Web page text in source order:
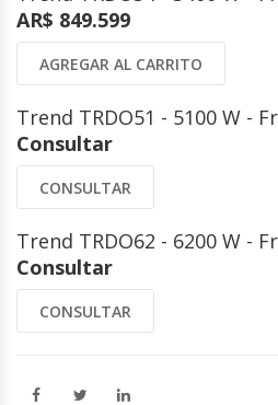
AR$ 849.599
AGREGAR AL CARRITO
Trend TRDO51 - 5100 W -
Consultar
CONSULTAR
Trend TRDO62 - 6200 W -
Consultar
CONSULTAR